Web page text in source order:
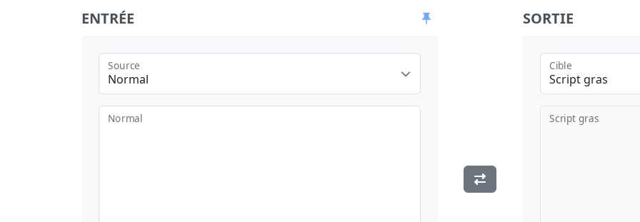
ENTRÉE
Normal
Source
Normal
SORTIE
Script gras
Cible
Script gras